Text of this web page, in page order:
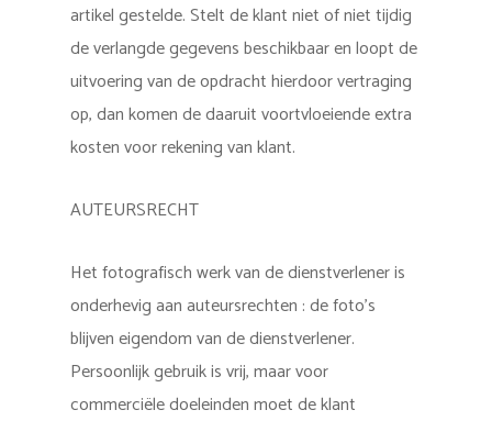
artikel gestelde. Stelt de klant niet of niet tijdig
de verlangde gegevens beschikbaar en loopt de
uitvoering van de opdracht hierdoor vertraging
op, dan komen de daaruit voortvloeiende extra
kosten voor rekening van klant.
AUTEURSRECHT
Het fotografisch werk van de dienstverlener is
onderhevig aan auteursrechten : de foto’s
blijven eigendom van de dienstverlener.
Persoonlijk gebruik is vrij, maar voor
commerciële doeleinden moet de klant